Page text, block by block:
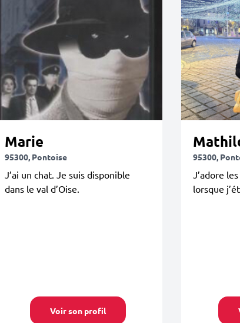
Marie
95300, Pontoise
J’ai un chat. Je suis disponible
dans le val d’Oise.
Voir son profil
95300,
J’adore
lorsque